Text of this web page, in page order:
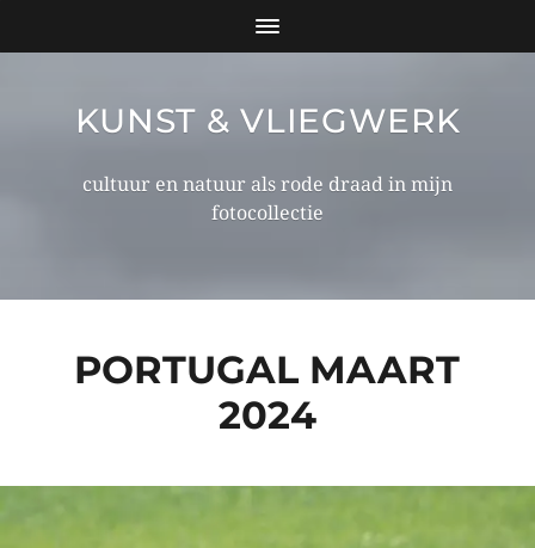
KUNST & VLIEGWERK
cultuur en natuur als rode draad in mijn
fotocollectie
PORTUGAL MAART
2024